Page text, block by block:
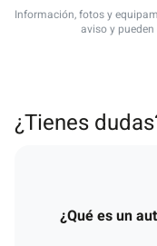
Información, fotos y
aviso y
¿Tienes
¿Qué es un